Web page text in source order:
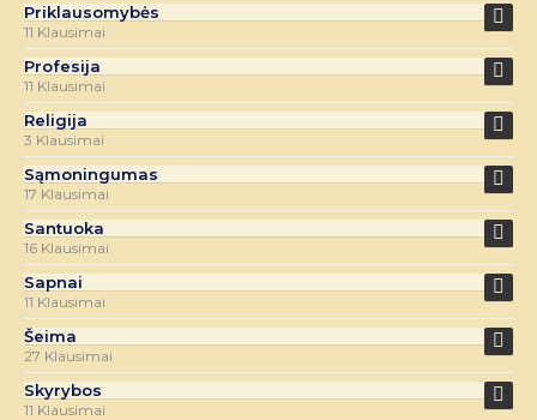
Priklausomybės
11 Klausimai
Profesija
11 Klausimai
Religija
3 Klausimai
Sąmoningumas
17 Klausimai
Santuoka
16 Klausimai
Sapnai
11 Klausimai
Šeima
27 Klausimai
Skyrybos
11 Klausimai